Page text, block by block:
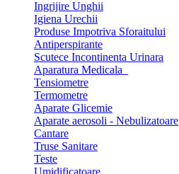
Ingrijire Unghii
Igiena Urechii
Produse Impotriva Sforaitului
Antiperspirante
Scutece Incontinenta Urinara
Aparatura Medicala
Tensiometre
Termometre
Aparate Glicemie
Aparate aerosoli - Nebulizatoare
Cantare
Truse Sanitare
Teste
Umidificatoare